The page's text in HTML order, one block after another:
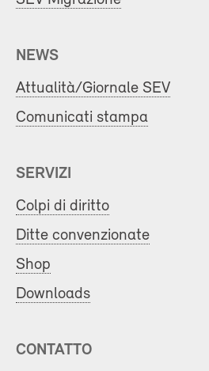
NEWS
Attualità/Giornale SEV
Comunicati stampa
SERVIZI
Colpi di diritto
Ditte convenzionate
Shop
Downloads
CONTATTO